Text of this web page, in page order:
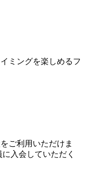
ミングを楽しめるフ
ご利用いただけま
入会していただく